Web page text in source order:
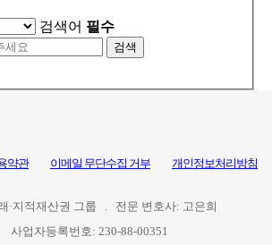
검색어 필수
검색
약관 이메일 무단수집 거부 개인정보처리방침
·지적재산권 그룹
전문 변호사: 고은희
사업자등록번호: 230-88-00351